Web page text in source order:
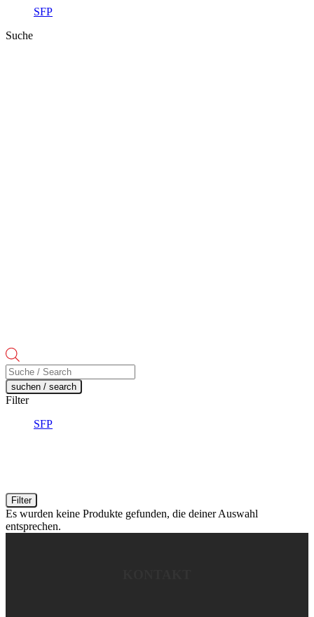
SFP
Suche
Products
search
suchen / search
Filter
SFP
Filter
Es wurden keine Produkte gefunden, die deiner Auswahl
entsprechen.